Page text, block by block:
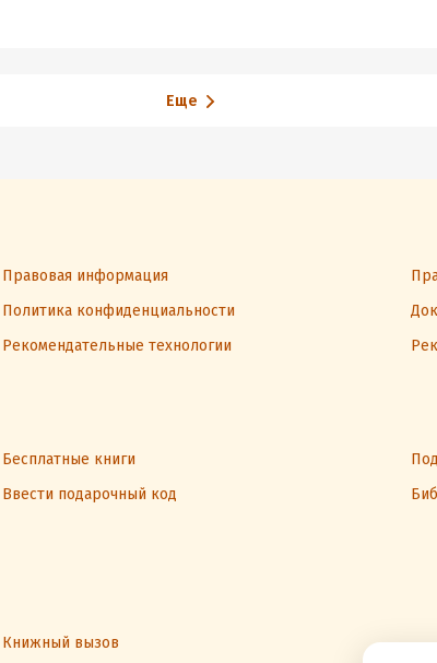
Еще
Правовая информация
Политика конфиденциальности
Рекомендательные технологии
Бесплатные книги
Ввести подарочный код
Книжный вызов